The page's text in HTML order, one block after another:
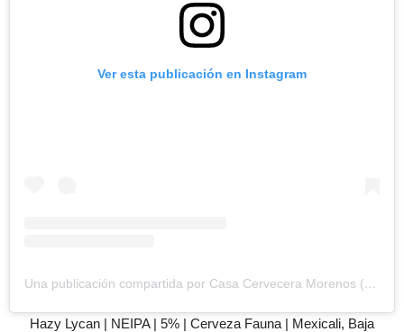
Ver esta publicación en Instagram
Una publicación compartida por Casa Cervecera Morenos (@morenosbeermx)
Hazy Lycan | NEIPA | 5% | Cerveza Fauna | Mexicali, Baja